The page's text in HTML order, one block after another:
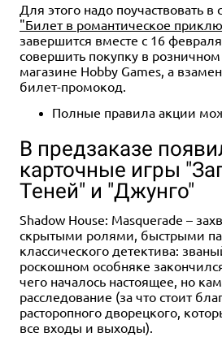
Для этого надо поучаствовать
"Билет в романтическое
завершится вместе с 16
совершить покупку в
магазине Hobby Games, а
билет-промокод.
Полные правила акции
В предзаказе
карточные игры
Теней" и "Джунго"
Shadow House: Masquerade –
скрытыми ролями, быстрыми
классического детектива:
роскошном особняке
чего началось настоящее, но
расследование (за что стоит
расторопного дворецкого,
все входы и выходы).